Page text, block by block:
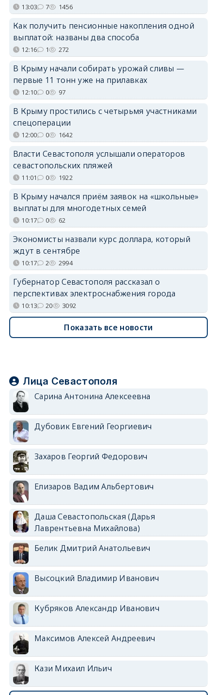
13:03 7 1456
Как получить пенсионные накопления одной
выплатой: названы два способа
12:16 1 272
В Крыму начали собирать урожай сливы —
первые 11 тонн уже на прилавках
12:10 0 97
В Крыму простились с четырьмя участниками
спецоперации
12:00 0 1642
Власти Севастополя услышали операторов
севастопольских пляжей
11:01 0 1922
В Крыму начался приём заявок на «школьные»
выплаты для многодетных семей
10:17 0 62
Экономисты назвали курс доллара, который
ждут в сентябре
10:17 2 2994
Губернатор Севастополя рассказал о
перспективах электроснабжения города
10:13 20 3092
Показать все новости
Лица Севастополя
Сарина Антонина Алексеевна
Дубовик Евгений Георгиевич
Захаров Георгий Федорович
Елизаров Вадим Альбертович
Даша Севастопольская (Дарья
Лаврентьевна Михайлова)
Белик Дмитрий Анатольевич
Высоцкий Владимир Иванович
Кубряков Александр Иванович
Максимов Алексей Андреевич
Кази Михаил Ильич